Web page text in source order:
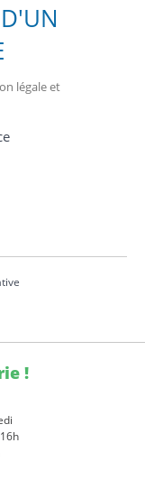
légale et
!